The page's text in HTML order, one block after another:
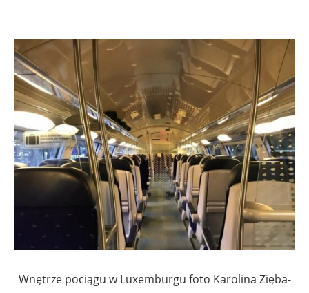
Wnętrze pociągu w Luxemburgu foto Karolina Zięba-